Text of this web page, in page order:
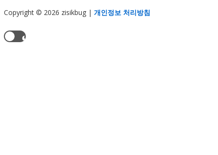
Copyright © 2026 zisikbug | 개인정보 처리방침
현재 테마:
라이트 모드